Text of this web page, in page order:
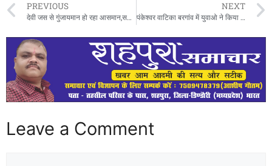
PREVIOUS
देवी जस से गुंजायमान हो रहा आसमान,सभी देवी स्थानों में हो रहा आयोजन
NEXT
पंकेश्वर वाटिका बरगांव में युवाओ ने किया पौधारोपण,भारतीय किसान संघ जिलाध्यक्ष, डीएसएस मध्यप्रदेश सहित पर्यावरण प्रेमी रहे उपस्थित
Leave a Comment